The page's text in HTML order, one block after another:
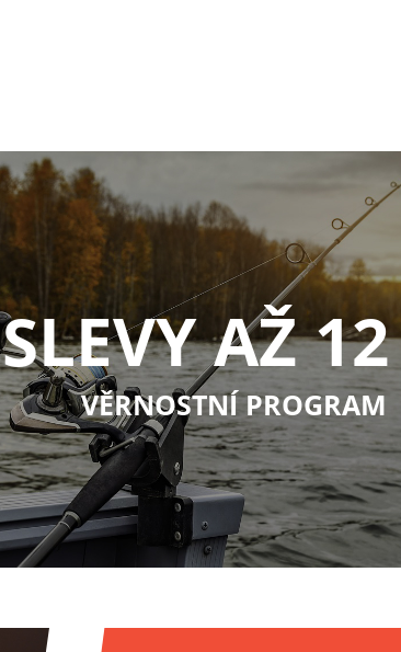
SLEVY AŽ
VĚRNOSTNÍ PROGRAM